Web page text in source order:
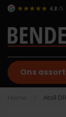
4.8 /5
Ons
Home Atoll